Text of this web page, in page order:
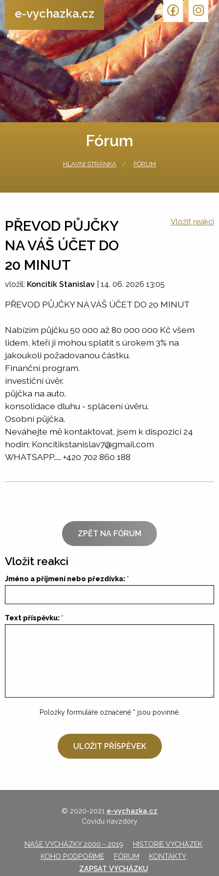
e-vychazka.cz
Fórum
HLAVNÍ STRÁNKA FÓRUM
PŘEVOD PŮJČKY
NA VÁŠ ÚČET DO
20 MINUT
Vložit reakci
vložil: Koncitik Stanislav 14. 06. 2026 13:05
PŘEVOD PŮJČKY NA VÁŠ ÚČET DO 20 MINUT
Nabízím půjčku 50 000 až 80 000 000 Kč všem
lidem, kteří ji mohou splatit s úrokem 3% na
jakoukoli požadovanou částku.
Finanční program.
investiční úvěr.
půjčka na auto.
konsolidace dluhu - splácení úvěru.
Osobní půjčka.
Neváhejte mě kontaktovat, jsem k dispozici 24
hodin: Koncitikstanislav7@gmail.com
WHATSAPP..... +420 702 860 188
ZPĚT NA FÓRUM
Vložit reakci
Jméno a příjmení nebo přezdívka:
Text příspěvku:
Položky formuláře označené * jsou povinné.
© 2020-2021 e-vychazka.cz
Covidu navzdory
NAŠE VYCHÁZKY 2000 - 2019
HISTORIE VYCHÁZEK
KOHO PODPOŘÍME
FÓRUM
KONTAKTY
ZAPSAT VYCHÁZKU